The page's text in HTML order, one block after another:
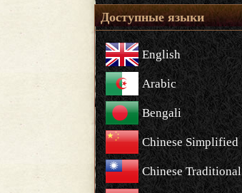
Доступные языки
English
Arabic
Bengali
Chinese Simplified
Chinese Traditional